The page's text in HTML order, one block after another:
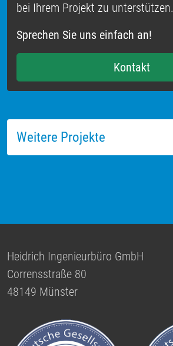
bei Ihrem Projekt zu unterstützen.
Sprechen Sie uns einfach an!
Kontakt
Weitere Projekte
Heidrich Ingenieurbüro GmbH
Corrensstraße 80
48149 Münster